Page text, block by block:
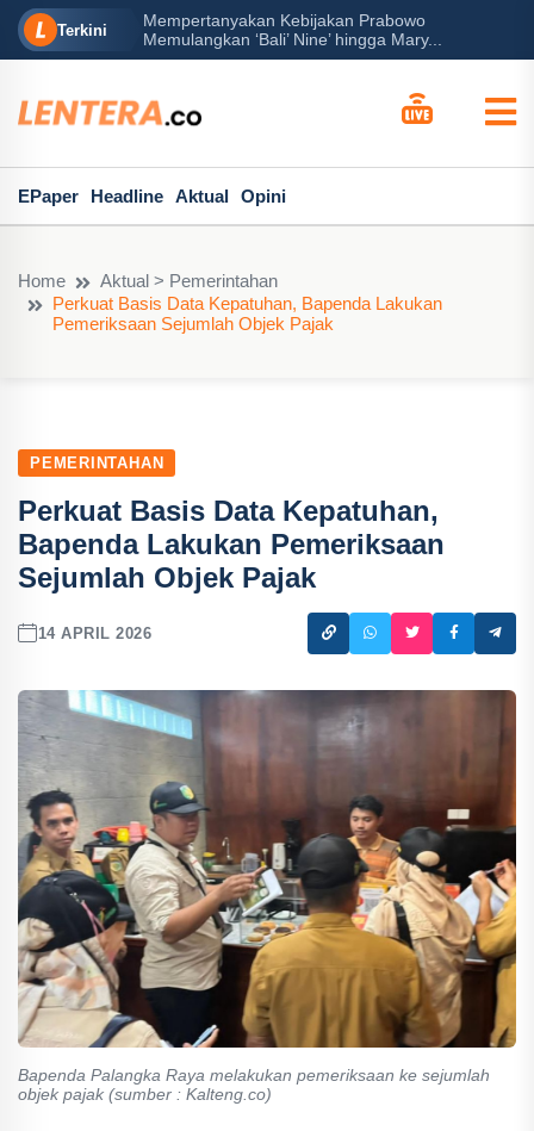
Terkini
Mempertanyakan Kebijakan Prabowo
Memulangkan ‘Bali’ Nine’ hingga Mary...
EPaper Headline Aktual Opini
Home
Aktual > Pemerintahan
Perkuat Basis Data Kepatuhan, Bapenda Lakukan
Pemeriksaan Sejumlah Objek Pajak
PEMERINTAHAN
Perkuat Basis Data Kepatuhan,
Bapenda Lakukan Pemeriksaan
Sejumlah Objek Pajak
14 APRIL 2026
Bapenda Palangka Raya melakukan pemeriksaan ke sejumlah
objek pajak (sumber : Kalteng.co)